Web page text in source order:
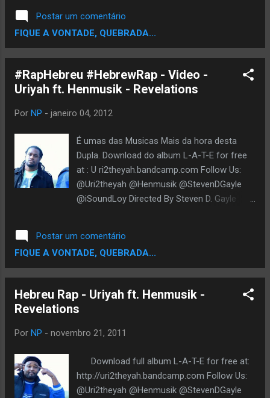
Postar um comentário
FIQUE A VONTADE, QUEBRADA...
#RapHebreu #HebrewRap - Video -
Uriyah ft. Henmusik - Revelations
Por NP - janeiro 04, 2012
É umas das Musicas Mais da hora desta
Dupla. Download do album L-A-T-E for free
at : U ri2theyah.bandcamp.com Follow Us:
@Uri2theyah @Henmusik @StevenDGayle
@iSoundLoy Directed By Steven D. Gayle
Postar um comentário
FIQUE A VONTADE, QUEBRADA...
Hebreu Rap - Uriyah ft. Henmusik -
Revelations
Por NP - novembro 21, 2011
Download full album L-A-T-E for free at:
http://uri2theyah.bandcamp.com Follow Us:
@Uri2theyah @Henmusik @StevenDGayle